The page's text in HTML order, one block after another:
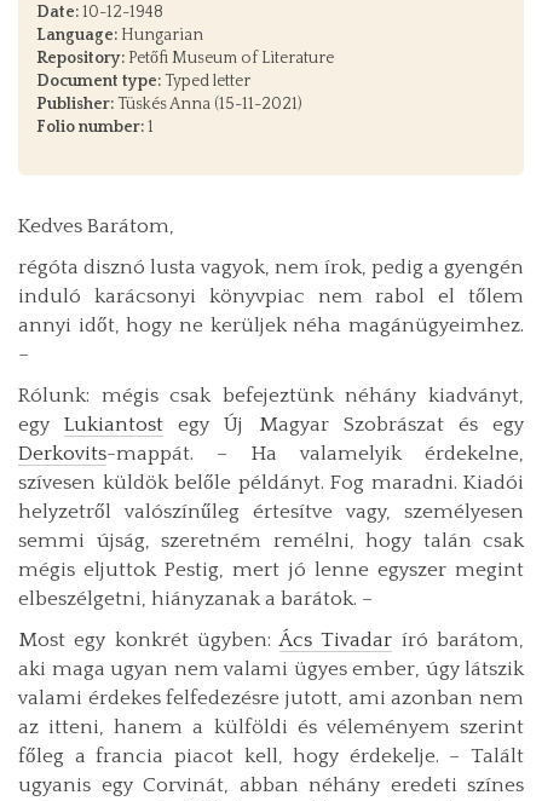
Date:10-12-1948
Language: Hungarian
Repository: Petőfi Museum of Literature
Document type: Typed letter
Publisher: Tüskés Anna (15-11-2021)
Folio number:1
Kedves Barátom,
régóta disznó lusta vagyok, nem írok, pedig a gyengén
induló karácsonyi könyvpiac nem rabol el tőlem
annyi időt, hogy ne kerüljek néha magánügyeimhez.
–
Rólunk: mégis csak befejeztünk néhány kiadványt,
egyLukiantost egy Új Magyar Szobrászat és egy
Derkovits-mappát. – Ha valamelyik érdekelne,
szívesen küldök belőle példányt. Fog maradni. Kiadói
helyzetről valószínűleg értesítve vagy, személyesen
semmi újság, szeretném remélni, hogy talán csak
mégis eljuttok Pestig, mert jó lenne egyszer megint
elbeszélgetni, hiányzanak a barátok. –
Most egy konkrét ügyben:Ács Tivadar író barátom,
aki maga ugyan nem valami ügyes ember, úgy látszik
valami érdekes felfedezésre jutott, ami azonban nem
az itteni, hanem a külföldi és véleményem szerint
főleg a francia piacot kell, hogy érdekelje. – Talált
ugyanis egy Corvinát, abban néhány eredeti színes